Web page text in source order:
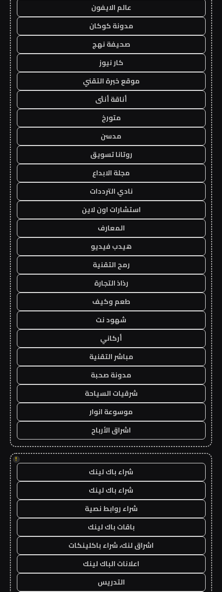
عالم الايفون
مدونة كوكان
صحيفة نهج
كار نيوز
موقع خبرة التقني
أناقة أنثى
متورخ
مدسن
روتانا تسويق
مجلة الابداع
نادي الترددات
استشارات اون لاين
المعارف
هيدب فيديو
رمح التقنية
رذاذ التجارة
طعم وكيف
شهود نت
أركاني
مباشر التقنية
مدونة صحبة
شرقيات السياحة
موسوعة انوار
اشراق الأرباح
!
شراء باك لينك
شراء باك لينك
شراء روابط نصية
باقات باك لينك
اشراق لنك، شراء باكلينكات
اعلانات الباك لينك
التدريس